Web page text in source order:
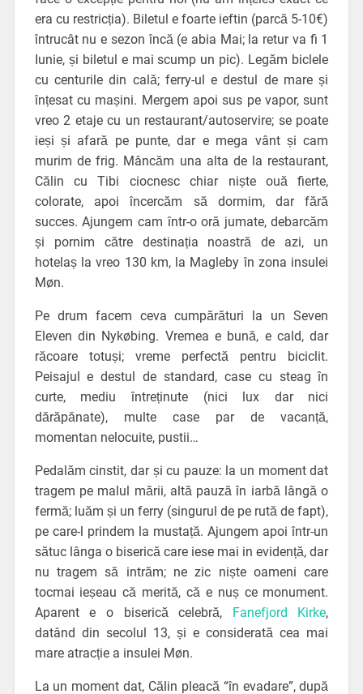
era cu restricția). Biletul e foarte ieftin (parcă 5-10€)
întrucât nu e sezon încă (e abia Mai; la retur va fi 1
Iunie, și biletul e mai scump un pic). Legăm biclele
cu centurile din cală; ferry-ul e destul de mare și
înțesat cu mașini. Mergem apoi sus pe vapor, sunt
vreo 2 etaje cu un restaurant/autoservire; se poate
ieși și afară pe punte, dar e mega vânt și cam
murim de frig. Mâncăm una alta de la restaurant,
Călin cu Tibi ciocnesc chiar niște ouă fierte,
colorate, apoi încercăm să dormim, dar fără
succes. Ajungem cam într-o oră jumate, debarcăm
și pornim către destinația noastră de azi, un
hotelaș la vreo 130 km, la Magleby în zona insulei
Møn.
Pe drum facem ceva cumpărături la un Seven
Eleven din Nykøbing. Vremea e bună, e cald, dar
răcoare totuși; vreme perfectă pentru biciclit.
Peisajul e destul de standard, case cu steag în
curte, mediu întreținute (nici lux dar nici
dărăpănate), multe case par de vacanță,
momentan nelocuite, pustii…
Pedalăm cinstit, dar și cu pauze: la un moment dat
tragem pe malul mării, altă pauză în iarbă lângă o
fermă; luăm și un ferry (singurul de pe rută de fapt),
pe care-l prindem la mustață. Ajungem apoi într-un
sătuc lânga o biserică care iese mai in evidență, dar
nu tragem să intrăm; ne zic niște oameni care
tocmai ieșeau că merită, că e nuș ce monument.
Aparent e o biserică celebră, Fanefjord Kirke,
datând din secolul 13, și e considerată cea mai
mare atracție a insulei Møn.
La un moment dat, Călin pleacă “în evadare”, după